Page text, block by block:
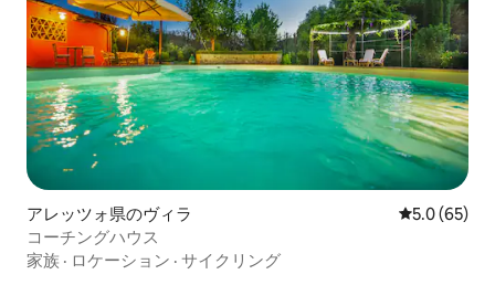
る方には、ピエンツァやコルトーナ、サ
ルテアーノ、エトルリア美術館、モンテ
フォッロニコ、バーニョヴィニョーニ、
モンテッキエッロなど、車で30分以内に
訪れることができる素晴らしい場所がた
くさんあります。 モンテプルチャーノか
ら約3 kmのサンタルビーノのシエナの丘
の中には、モンテプルチャーノ温泉があ
ります。ここは、130メートル以上の深さ
る、モダンな健康、ウェルネス、美容セ
ンターです。 お車で40分以内に、トスカ
ーナの複数の観光スポットや魅力的な地
アレッツォ県のヴィラ レビュー65
5.0 (65)
コーチングハウス
家族 · ロケーション · サイクリング